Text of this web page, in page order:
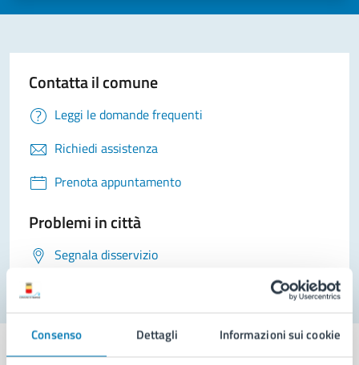
Consenso Dettagli Informazioni sui cookie
Contatta il comune
Leggi le domande frequenti
Richiedi assistenza
Prenota appuntamento
Problemi in città
Segnala disservizio